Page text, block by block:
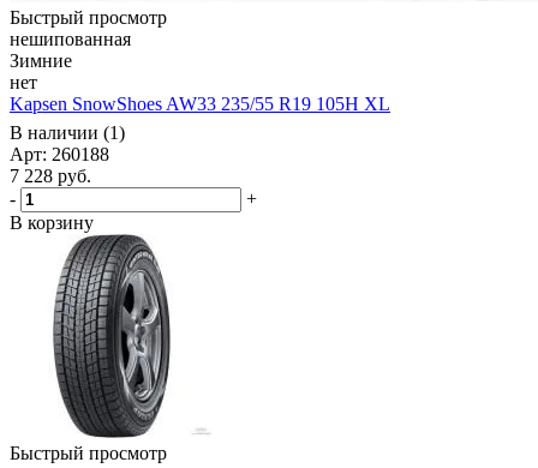
Быстрый просмотр
нешипованная
Зимние
нет
Kapsen SnowShoes AW33 235/55 R19 105H XL
В наличии (1)
Арт: 260188
7 228 руб.
-
+
В корзину
Быстрый просмотр